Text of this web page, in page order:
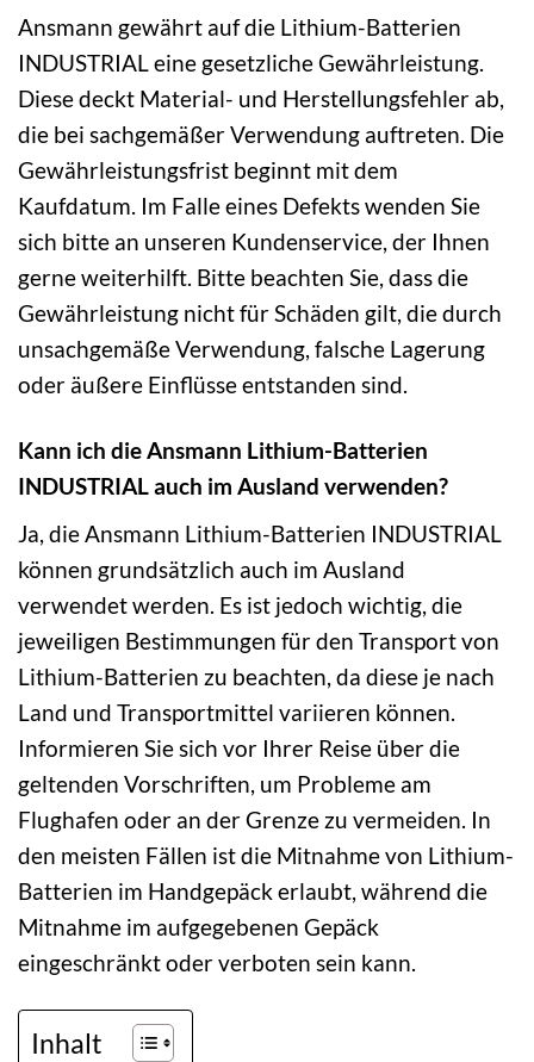
Ansmann gewährt auf die Lithium-Batterien
INDUSTRIAL eine gesetzliche Gewährleistung.
Diese deckt Material- und Herstellungsfehler ab,
die bei sachgemäßer Verwendung auftreten. Die
Gewährleistungsfrist beginnt mit dem
Kaufdatum. Im Falle eines Defekts wenden Sie
sich bitte an unseren Kundenservice, der Ihnen
gerne weiterhilft. Bitte beachten Sie, dass die
Gewährleistung nicht für Schäden gilt, die durch
unsachgemäße Verwendung, falsche Lagerung
oder äußere Einflüsse entstanden sind.
Kann ich die Ansmann Lithium-Batterien
INDUSTRIAL auch im Ausland verwenden?
Ja, die Ansmann Lithium-Batterien INDUSTRIAL
können grundsätzlich auch im Ausland
verwendet werden. Es ist jedoch wichtig, die
jeweiligen Bestimmungen für den Transport von
Lithium-Batterien zu beachten, da diese je nach
Land und Transportmittel variieren können.
Informieren Sie sich vor Ihrer Reise über die
geltenden Vorschriften, um Probleme am
Flughafen oder an der Grenze zu vermeiden. In
den meisten Fällen ist die Mitnahme von Lithium-
Batterien im Handgepäck erlaubt, während die
Mitnahme im aufgegebenen Gepäck
eingeschränkt oder verboten sein kann.
Inhalt